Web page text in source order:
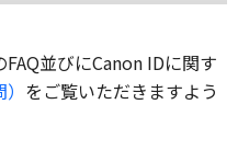
並びにCanon IDに関す
をご覧いただきますよう